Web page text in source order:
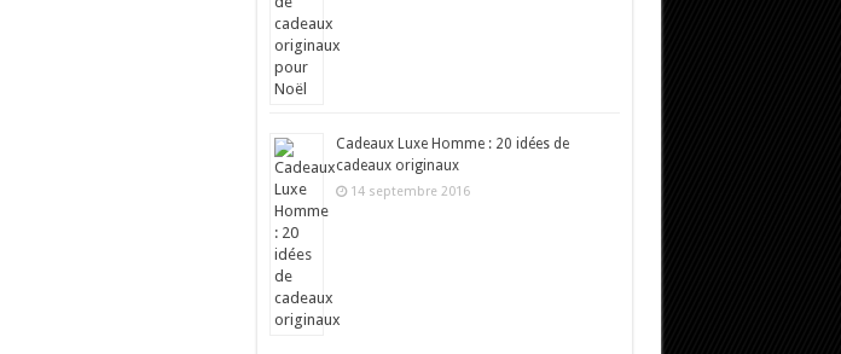
Cadeaux Luxe Homme : 20 idées de
cadeaux originaux
14 septembre 2016